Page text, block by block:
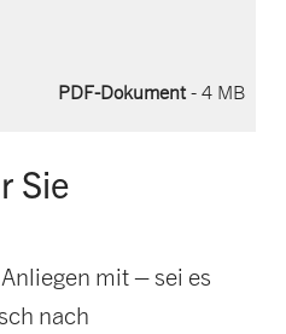
PDF-Dokument- 4 MB
Sie
mit – sei es
nach